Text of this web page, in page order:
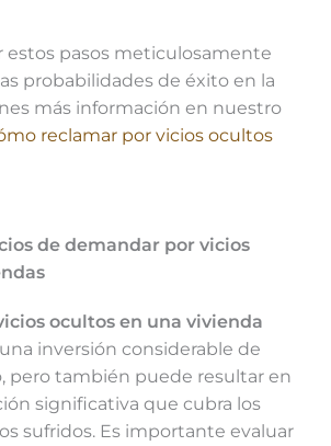
estos pasos meticulosamente
probabilidades de éxito en la
más información en nuestro
reclamar por vicios ocultos
de demandar por vicios
ocultos en una vivienda
inversión considerable de
pero también puede resultar en
significativa que cubra los
sufridos. Es importante evaluar